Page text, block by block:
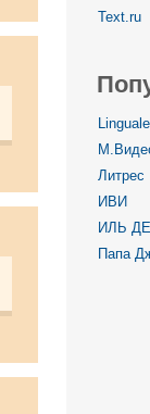
Text.ru
Литрес
ИВИ
ИЛЬ
Папа